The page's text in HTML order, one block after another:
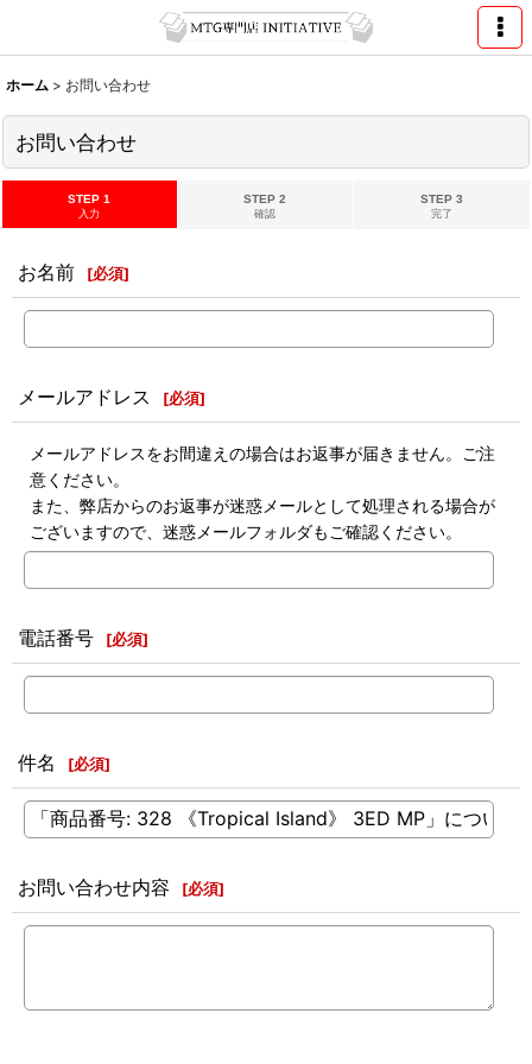
ホーム > お問い合わせ
お問い合わせ
STEP 1
入力
STEP 2
確認
STEP 3
完了
お名前 [必須]
メールアドレス [必須]
メールアドレスをお間違えの場合はお返事が届きません。ご注
意ください。
また、弊店からのお返事が迷惑メールとして処理される場合が
ございますので、迷惑メールフォルダもご確認ください。
電話番号 [必須]
件名 [必須]
お問い合わせ内容 [必須]